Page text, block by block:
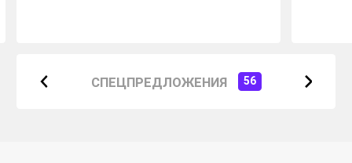
СПЕЦПРЕДЛОЖЕНИЯ 56